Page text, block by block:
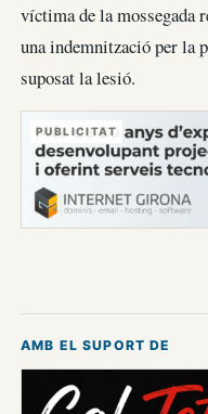
víctima de la mossegada
una indemnització per la
suposat la lesió.
PUBLICITAT
AMB EL SUPORT DE